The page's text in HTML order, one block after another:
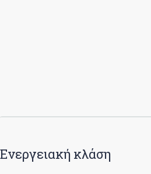
Ενεργειακή κλάση